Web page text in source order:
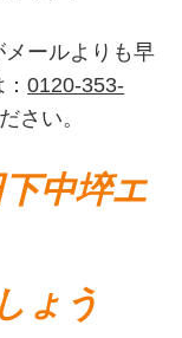
ールよりも早
：0120-353-
さい。
中埣エ
ょう